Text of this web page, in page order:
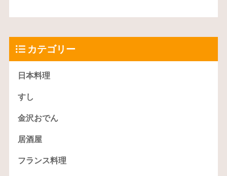
カテゴリー
日本料理
すし
金沢おでん
居酒屋
フランス料理